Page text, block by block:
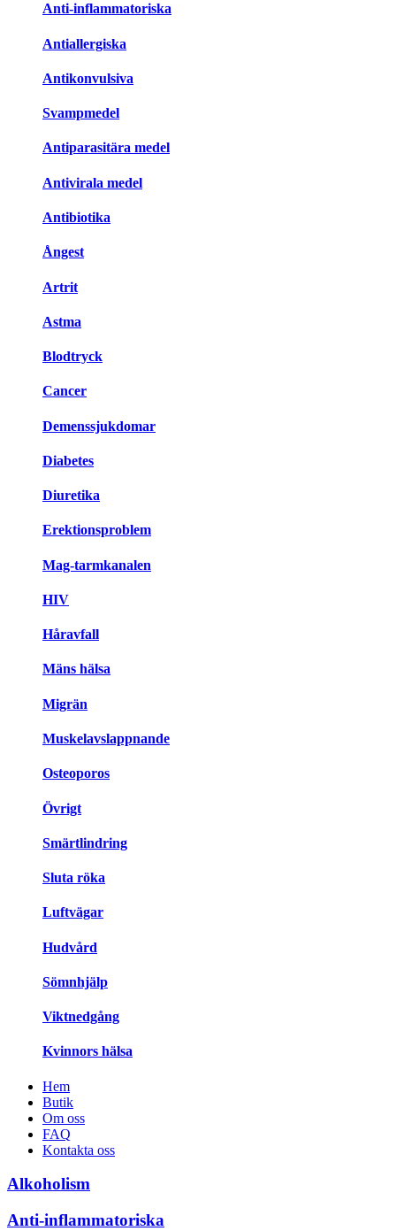
Anti-inflammatoriska
Antiallergiska
Antikonvulsiva
Svampmedel
Antiparasitära medel
Antivirala medel
Antibiotika
Ångest
Artrit
Astma
Blodtryck
Cancer
Demenssjukdomar
Diabetes
Diuretika
Erektionsproblem
Mag-tarmkanalen
HIV
Håravfall
Mäns hälsa
Migrän
Muskelavslappnande
Osteoporos
Övrigt
Smärtlindring
Sluta röka
Luftvägar
Hudvård
Sömnhjälp
Viktnedgång
Kvinnors hälsa
Hem
Butik
Om oss
FAQ
Kontakta oss
Alkoholism
Anti-inflammatoriska